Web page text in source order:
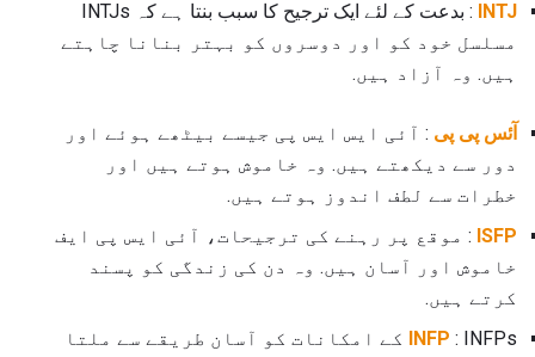
INTJ
: بدعت کے لئے ایک ترجیح کا سبب بنتا ہے کہ INTJs
مسلسل خود کو اور دوسروں کو بہتر بنانا چاہتے
ہیں. وہ آزاد ہیں.
آئس پی پی : آئی ایس ایس پی جیسے بیٹھے ہوئے اور
دور سے دیکھتے ہیں. وہ خاموش ہوتے ہیں اور
خطرات سے لطف اندوز ہوتے ہیں.
ISFP : موقع پر رہنے کی ترجیحات، آئی ایس پی ایف
خاموش اور آسان ہیں. وہ دن کی زندگی کو پسند
کرتے ہیں.
INFP
: INFPs کے امکانات کو آسان طریقے سے ملتا